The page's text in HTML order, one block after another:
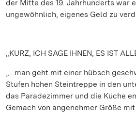
der Mitte des 19. Jahrhunderts war
ungewöhnlich, eigenes Geld zu
„KURZ, ICH SAGE IHNEN, ES IST
„…man geht mit einer hübsch
Stufen hohen Steintreppe in den
das Paradezimmer und die Küche
Gemach von angenehmer Größe